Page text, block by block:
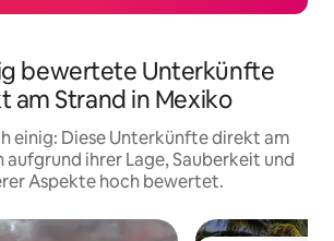
bewertete Unterkünfte
am Strand in Mexiko
einig: Diese Unterkünfte direkt am
aufgrund ihrer Lage, Sauberkeit und
Aspekte hoch bewertet.